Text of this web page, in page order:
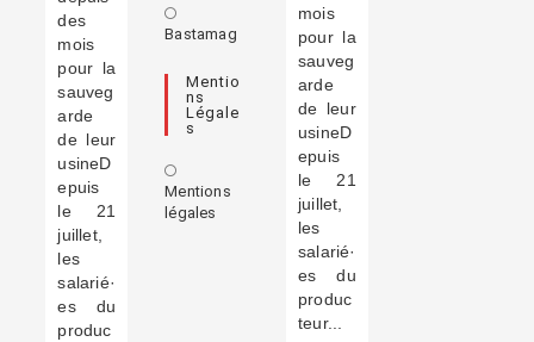
des
mois
pour la
sauveg
arde
de leur
usineD
epuis
le 21
juillet,
les
salarié·
es du
produc
Bastamag
Mentio
Ns
Légale
S
Mentions
légales
mois
pour la
sauveg
arde
de leur
usineD
epuis
le 21
juillet,
les
salarié·
es du
produc
teur...